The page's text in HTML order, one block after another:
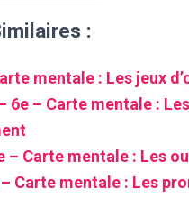
:
mentale : Les jeux
6e – Carte mentale :
– Carte mentale : Les
Carte mentale : Les